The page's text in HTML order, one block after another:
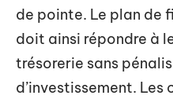
de pointe. Le plan de
doit ainsi répondre à
trésorerie sans
d’investissement.